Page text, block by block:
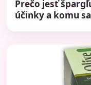
Prečo jesť
účinky a komu